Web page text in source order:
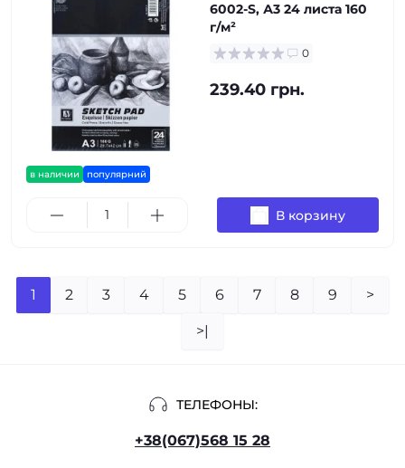
в наличии популярний
6002-S, А3 24 листа 160
г/м²
0
239.40 грн.
В корзину
1 2 3 4 5 6 7 8 9 >
>|
ТЕЛЕФОНЫ:
+38(067)568 15 28